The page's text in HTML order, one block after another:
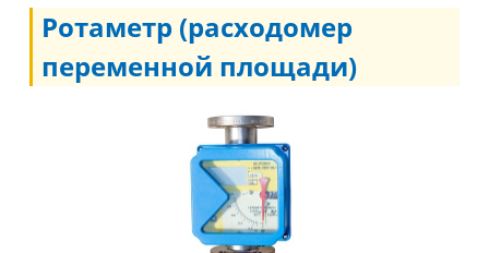
Ротаметр (расходомер
переменной площади)